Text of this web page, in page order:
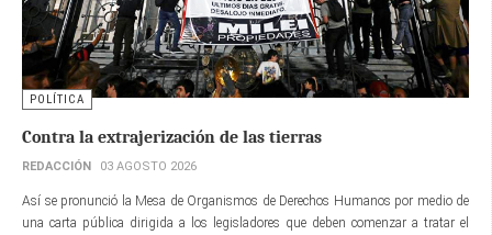
POLÍTICA
Contra la extrajerización de las tierras
REDACCIÓN 03 AGOSTO 2026
Así se pronunció la Mesa de Organismos de Derechos Humanos por medio de
una carta pública dirigida a los legisladores que deben comenzar a tratar el